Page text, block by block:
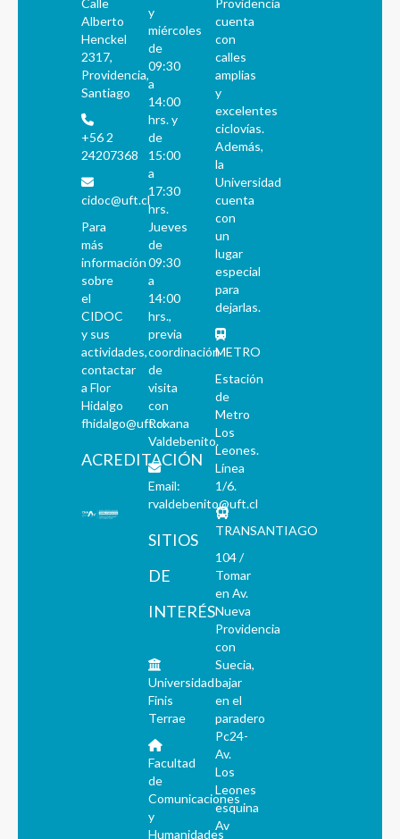
Calle
Alberto
Henckel
2317,
Providencia,
Santiago
+56 2
24207368
cidoc@uft.cl
Para
más
información
sobre
el
CIDOC
y sus
actividades,
contactar
a Flor
Hidalgo
fhidalgo@uft.cl
ACREDITACIÓN
y
miércoles
de
09:30
a
14:00
hrs. y
de
15:00
a
17:30
hrs.
Jueves
de
09:30
a
14:00
hrs.,
previa
coordinación
de
visita
con
Roxana
Valdebenito.
Email:
rvaldebenito@uft.cl
SITIOS
DE
INTERÉS
Universidad
Finis
Terrae
Facultad
de
Comunicaciones
y
Humanidades
Providencia
cuenta
con
calles
amplias
y
excelentes
ciclovías.
Además,
la
Universidad
cuenta
con
un
lugar
especial
para
dejarlas.
METRO
Estación
de
Metro
Los
Leones.
Línea
1/6.
TRANSANTIAGO
104 /
Tomar
en Av.
Nueva
Providencia
con
Suecia,
bajar
en el
paradero
Pc24-
Av.
Los
Leones
esquina
Av